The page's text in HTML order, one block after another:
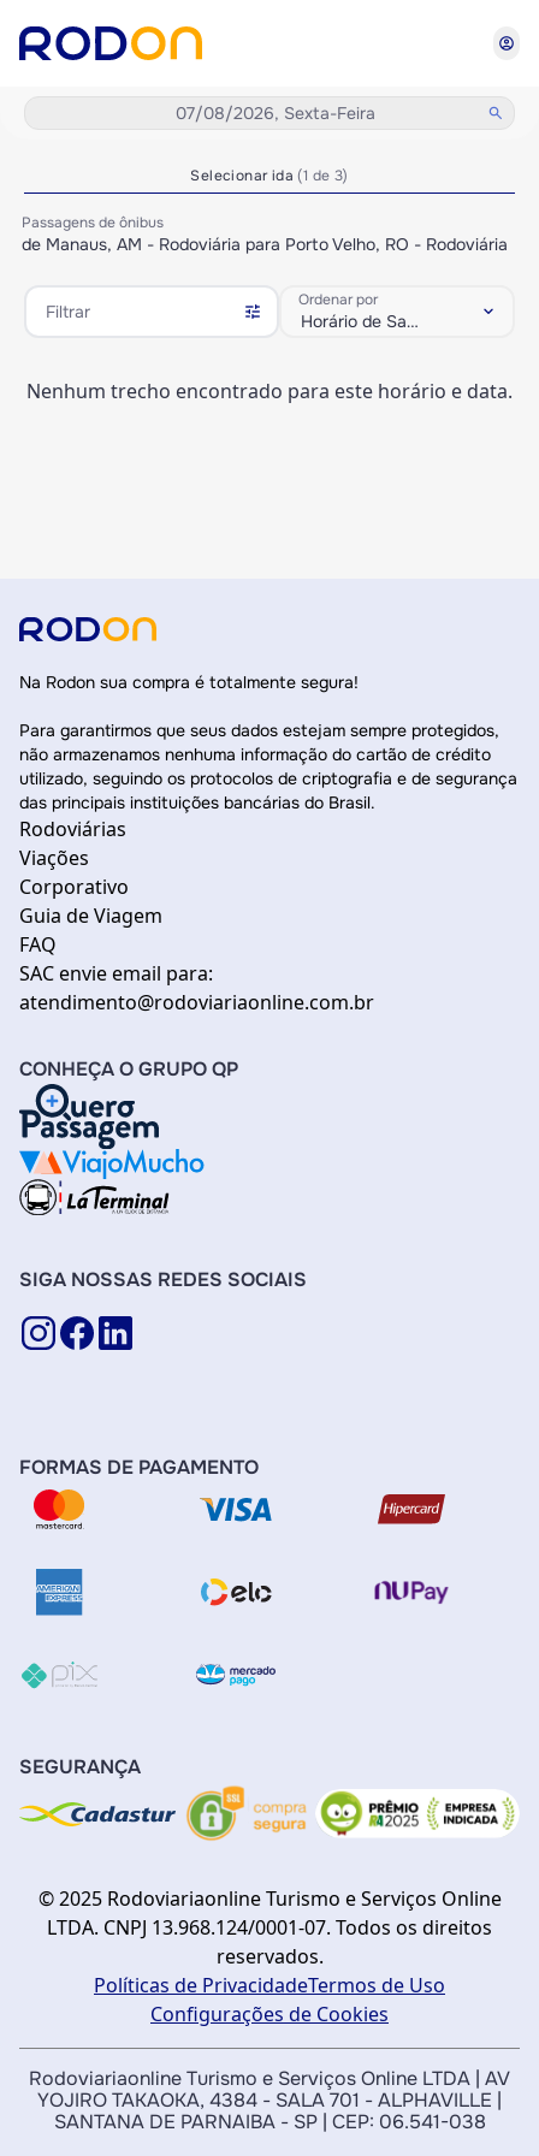
account_circle
07/08/2026, Sexta-Feira search
Selecionar ida(1 de 3)
Passagens de ônibus
de Manaus, AM - Rodoviária para Porto Velho, RO - Rodoviária
Filtrar tune Ordenar por
Horário de Saída keyboard_arrow_down
Nenhum trecho encontrado para este horário e data.
Na Rodon sua compra é totalmente segura!
Para garantirmos que seus dados estejam sempre protegidos,
não armazenamos nenhuma informação do cartão de crédito
utilizado, seguindo os protocolos de criptografia e de segurança
das principais instituições bancárias do Brasil.
Rodoviárias
Viações
Corporativo
Guia de Viagem
FAQ
SAC envie email para:
atendimento@rodoviariaonline.com.br
CONHEÇA O GRUPO QP
SIGA NOSSAS REDES SOCIAIS
FORMAS DE PAGAMENTO
SEGURANÇA
© 2025 Rodoviariaonline Turismo e Serviços Online
LTDA. CNPJ 13.968.124/0001-07. Todos os direitos
reservados.
Políticas de PrivacidadeTermos de Uso
Configurações de Cookies
Rodoviariaonline Turismo e Serviços Online LTDA | AV
YOJIRO TAKAOKA, 4384 - SALA 701 - ALPHAVILLE |
SANTANA DE PARNAIBA - SP | CEP: 06.541-038